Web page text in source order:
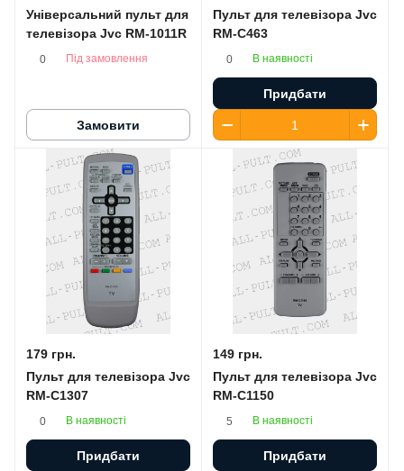
Універсальний пульт для
телевізора Jvc RM-1011R
0 Під замовлення
Замовити
Пульт для телевізора Jvc
RM-C463
0 В наявності
Придбати
179 грн.
Пульт для телевізора Jvc
RM-C1307
0 В наявності
Придбати
149 грн.
Пульт для телевізора Jvc
RM-C1150
5 В наявності
Придбати